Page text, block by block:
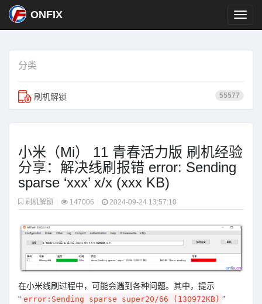
ONFIX
分类
55577
刷机解锁
小米（Mi） 11 青春活力版 刷机经验
分享：解决线刷报错 error: Sending
sparse ‘xxx’ x/x (xxx KB)
刷机解锁 147006 2024-09-24 13:57:10
在小米线刷过程中，可能会遇到各种问题。其中，提示
“ error:Sending sparse super20/66 (130972KB) ”